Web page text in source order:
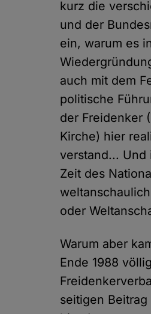
kurz die
und der
ein, warum es
auch mit dem
politische
der Freidenker
Kirche) hier
verstand... Und
Zeit des
oder
Warum aber
Ende 1988
seitigen